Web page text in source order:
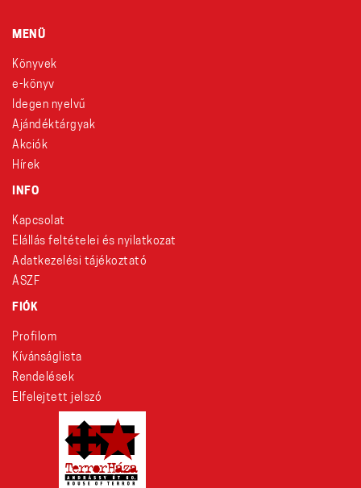
MENÜ
Könyvek
e-könyv
Idegen nyelvű
Ajándéktárgyak
Akciók
Hírek
INFO
Kapcsolat
Elállás feltételei és nyilatkozat
Adatkezelési tájékoztató
ÁSZF
FIÓK
Profilom
Kívánságlista
Rendelések
Elfelejtett jelszó